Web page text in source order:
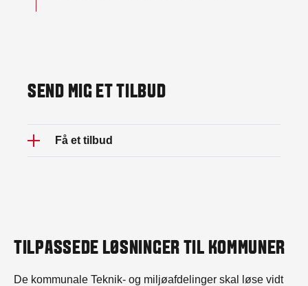
SEND MIG ET TILBUD
Få et tilbud
TILPASSEDE LØSNINGER TIL KOMMUNER
De kommunale Teknik- og miljøafdelinger skal løse vidt